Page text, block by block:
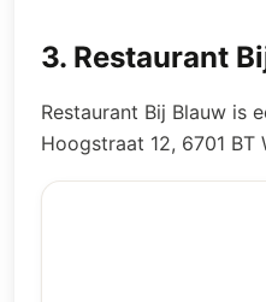
3. Restaurant
Restaurant Bij Blauw is
Hoogstraat 12, 6701 BT